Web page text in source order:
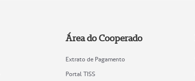
Área do Cooperado
Extrato de Pagamento
Portal TISS